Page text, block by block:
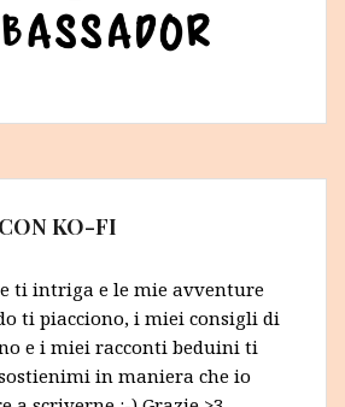
KO-FI
ti intriga e le mie avventure
ti piacciono, i miei consigli di
e i miei racconti beduini ti
in maniera che io